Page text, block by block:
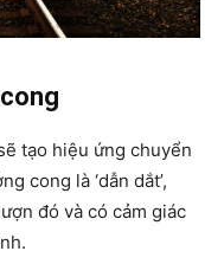
tạo hiệu ứng chuyển
cong là ‘dẫn dắt’,
đó và có cảm giác